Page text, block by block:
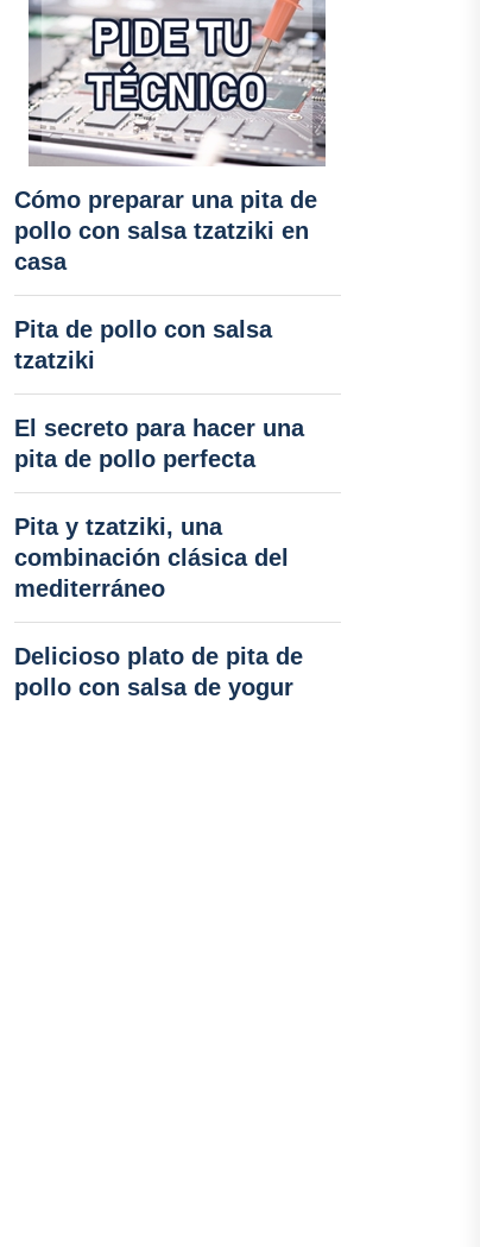
Cómo preparar una pita de
pollo con salsa tzatziki en
casa
Pita de pollo con salsa
tzatziki
El secreto para hacer una
pita de pollo perfecta
Pita y tzatziki, una
combinación clásica del
mediterráneo
Delicioso plato de pita de
pollo con salsa de yogur